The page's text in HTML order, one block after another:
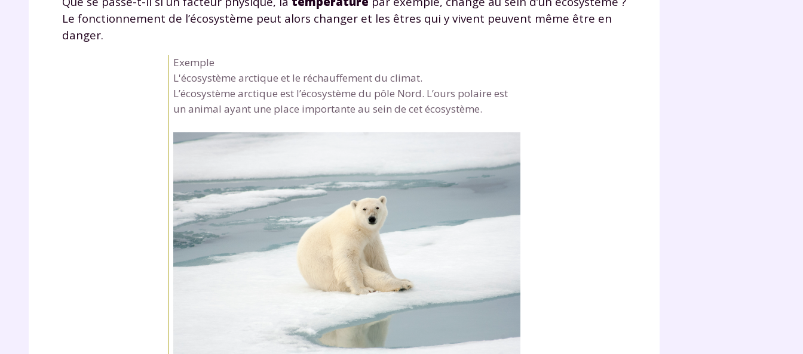
Le fonctionnement de l’écosystème peut alors changer et les êtres qui y vivent peuvent même être en
danger.
Exemple
L'écosystème arctique et le réchauffement du climat.
L’écosystème arctique est l’écosystème du pôle Nord. L’ours polaire est
un animal ayant une place importante au sein de cet écosystème.
de vos données personnelles et pour exercer vos droits, vous pouvez consulter
notre charte